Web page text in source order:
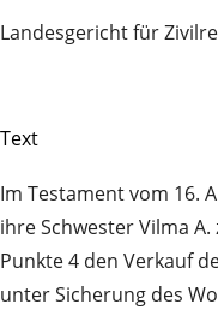
Landesgericht für
Text
Im Testament vom 16.
ihre Schwester Vilma
Punkte 4 den Verkauf
unter Sicherung des